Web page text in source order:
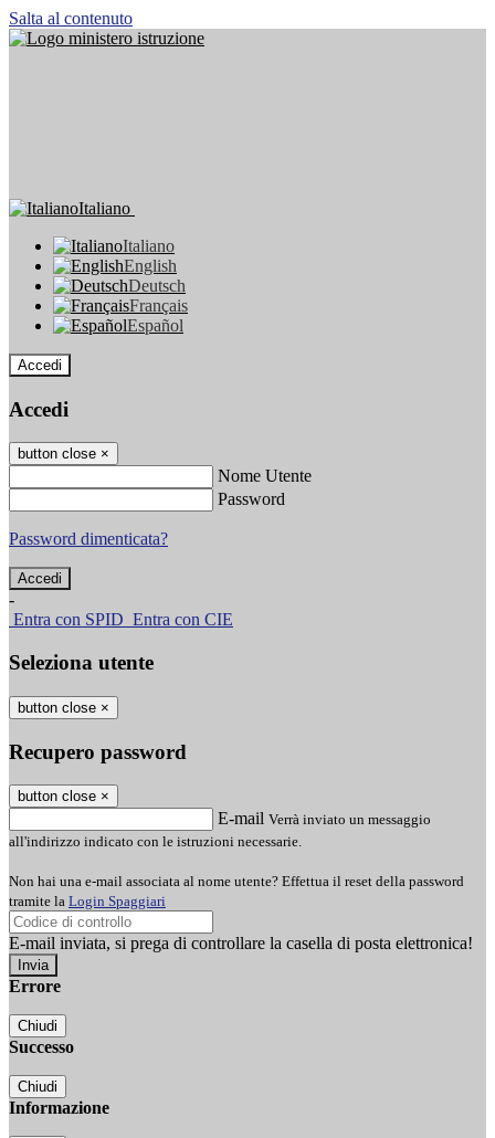
Salta al contenuto
Italiano
Italiano
English
Deutsch
Français
Español
Accedi
Accedi
button close ×
Nome Utente
Password
Password dimenticata?
-
Entra con SPID Entra con CIE
Seleziona utente
button close ×
Recupero password
button close ×
E-mail Verrà inviato un messaggio
all'indirizzo indicato con le istruzioni necessarie.
Non hai una e-mail associata al nome utente? Effettua il reset della password
tramite la Login Spaggiari
E-mail inviata, si prega di controllare la casella di posta elettronica!
Errore
Chiudi
Successo
Chiudi
Informazione